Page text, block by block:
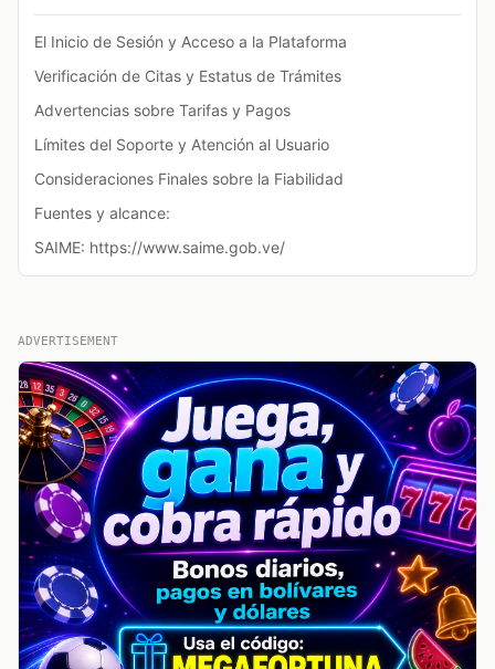
El Inicio de Sesión y Acceso a la Plataforma
Verificación de Citas y Estatus de Trámites
Advertencias sobre Tarifas y Pagos
Límites del Soporte y Atención al Usuario
Consideraciones Finales sobre la Fiabilidad
Fuentes y alcance:
SAIME: https://www.saime.gob.ve/
ADVERTISEMENT